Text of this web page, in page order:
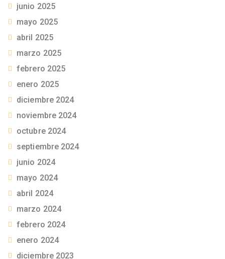
junio 2025
mayo 2025
abril 2025
marzo 2025
febrero 2025
enero 2025
diciembre 2024
noviembre 2024
octubre 2024
septiembre 2024
junio 2024
mayo 2024
abril 2024
marzo 2024
febrero 2024
enero 2024
diciembre 2023